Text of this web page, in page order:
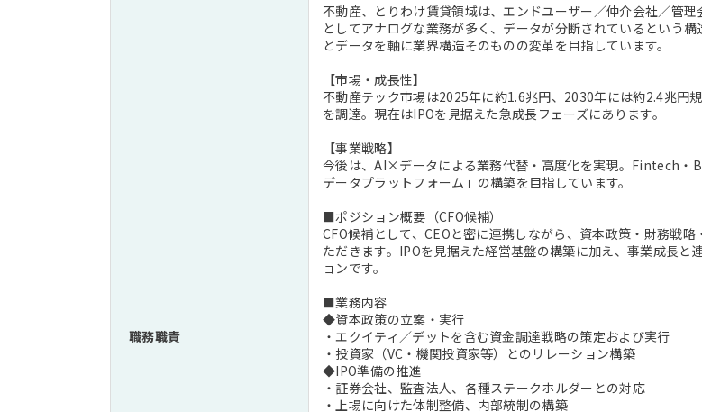
職務職責
不動産、とりわけ賃貸領域は、エンドユーザー／仲介会社／管
としてアナログな業務が多く、データが分断されているという
とデータを軸に業界構造そのものの変革を目指しています。
【市場・成長性】
不動産テック市場は2025年に約1.6兆円、2030年には約2.4兆円
を調達。現在はIPOを見据えた急成長フェーズにあります。
【事業戦略】
今後は、AI×データによる業務代替・高度化を実現。Fintech・
データプラットフォーム」の構築を目指しています。
■ポジション概要（CFO候補）
CFO候補として、CEOと密に連携しながら、資本政策・財務戦
ただきます。IPOを見据えた経営基盤の構築に加え、事業成長
ョンです。
■業務内容
◆資本政策の立案・実行
・エクイティ／デットを含む資金調達戦略の策定および実行
・投資家（VC・機関投資家等）とのリレーション構築
◆IPO準備の推進
・証券会社、監査法人、各種ステークホルダーとの対応
・上場に向けた体制整備、内部統制の構築